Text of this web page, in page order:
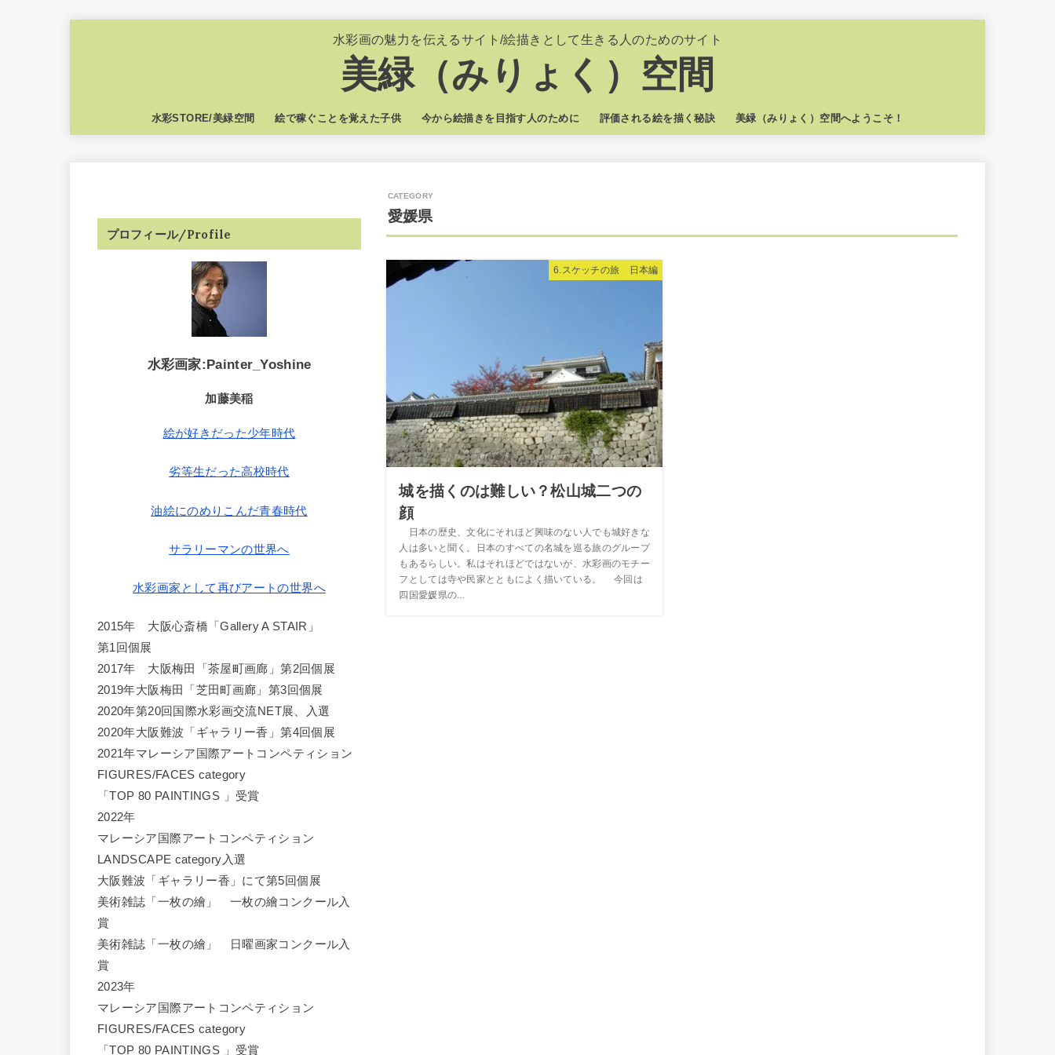
水彩画の魅力を伝えるサイト/絵描きとして生きる人のためのサイト
美緑（みりょく）空間
水彩STORE/美緑空間 絵で稼ぐことを覚えた子供 今から絵描きを目指す人のために 評価される絵を描く秘訣 美緑（みりょく）空間へようこそ！
愛媛県
6.スケッチの旅 日本編
城を描くのは難しい？松山城二つの
顔
日本の歴史、文化にそれほど興味のない人でも城好きな
人は多いと聞く。日本のすべての名城を巡る旅のグループ
もあるらしい。私はそれほどではないが、水彩画のモチー
フとしては寺や民家とともによく描いている。 今回は
四国愛媛県の...
プロフィール/Profile
水彩画家:Painter_Yoshine
加藤美稲
絵が好きだった少年時代
劣等生だった高校時代
油絵にのめりこんだ青春時代
サラリーマンの世界へ
水彩画家として再びアートの世界へ
2015年 大阪心斎橋「Gallery A STAIR」
第1回個展
2017年 大阪梅田「茶屋町画廊」第2回個展
2019年大阪梅田「芝田町画廊」第3回個展
2020年第20回国際水彩画交流NET展、入選
2020年大阪難波「ギャラリー香」第4回個展
2021年マレーシア国際アートコンペティション
FIGURES/FACES category
「TOP 80 PAINTINGS 」受賞
2022年
マレーシア国際アートコンペティション
LANDSCAPE category入選
大阪難波「ギャラリー香」にて第5回個展
美術雑誌「一枚の繪」 一枚の繪コンクール入
賞
美術雑誌「一枚の繪」 日曜画家コンクール入
賞
2023年
マレーシア国際アートコンペティション
FIGURES/FACES category
「TOP 80 PAINTINGS 」受賞